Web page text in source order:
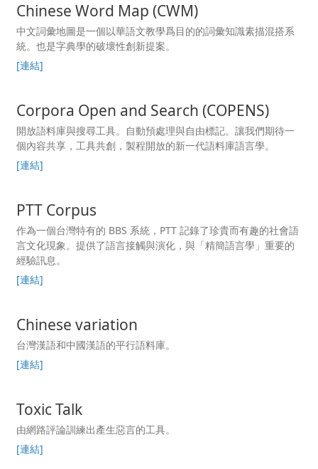
Chinese Word Map (CWM)
中文詞彙地圖是一個以華語文教學爲目的的詞彙知識素描混搭系
統。也是字典學的破壞性創新提案。
[連結]
Corpora Open and Search (COPENS)
開放語料庫與搜尋工具。自動預處理與自由標記。讓我們期待一
個內容共享，工具共創，製程開放的新一代語料庫語言學。
[連結]
PTT Corpus
作為一個台灣特有的 BBS 系統，PTT 記錄了珍貴而有趣的社會語
言文化現象。提供了語言接觸與演化，與「精簡語言學」重要的
經驗訊息。
[連結]
Chinese variation
台灣漢語和中國漢語的平行語料庫。
[連結]
Toxic Talk
由網路評論訓練出產生惡言的工具。
[連結]